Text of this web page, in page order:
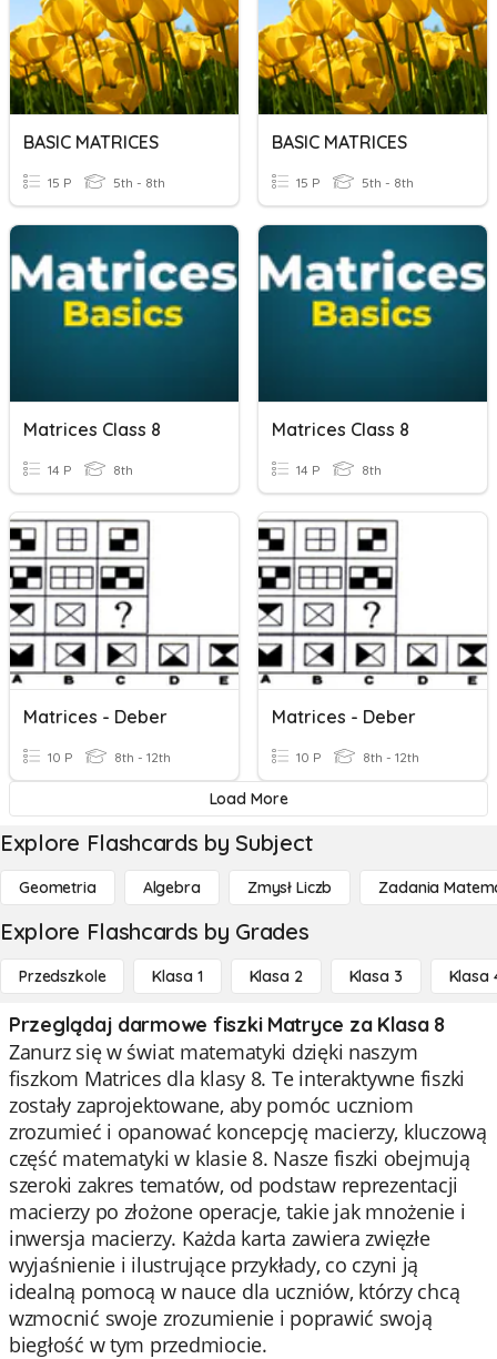
BASIC MATRICES
15 P 5th - 8th
BASIC MATRICES
15 P 5th - 8th
Matrices Class 8
14 P 8th
Matrices Class 8
14 P 8th
Matrices - Deber
10 P 8th - 12th
Matrices - Deber
10 P 8th - 12th
Load More
Explore Flashcards by Subject
Geometria Algebra Zmysł Liczb Zadania
Explore Flashcards by Grades
Przedszkole Klasa 1 Klasa 2 Klasa 3 Klasa
Przeglądaj darmowe fiszki Matryce za Klasa 8
Zanurz się w świat matematyki dzięki naszym
fiszkom Matrices dla klasy 8. Te interaktywne fiszki
zostały zaprojektowane, aby pomóc uczniom
zrozumieć i opanować koncepcję macierzy, kluczową
część matematyki w klasie 8. Nasze fiszki obejmują
szeroki zakres tematów, od podstaw reprezentacji
macierzy po złożone operacje, takie jak mnożenie i
inwersja macierzy. Każda karta zawiera zwięzłe
wyjaśnienie i ilustrujące przykłady, co czyni ją
idealną pomocą w nauce dla uczniów, którzy chcą
wzmocnić swoje zrozumienie i poprawić swoją
biegłość w tym przedmiocie.